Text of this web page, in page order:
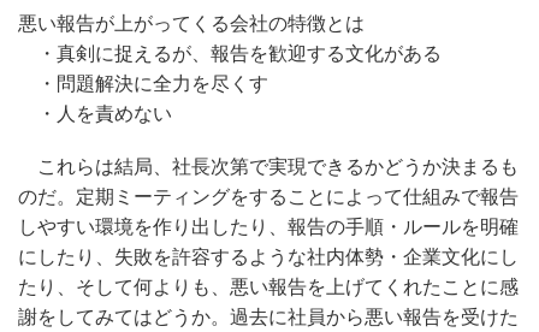
悪い報告が上がってくる会社の特徴とは
・真剣に捉えるが、報告を歓迎する文化がある
・問題解決に全力を尽くす
・人を責めない
これらは結局、社長次第で実現できるかどうか決まるも
のだ。定期ミーティングをすることによって仕組みで報告
しやすい環境を作り出したり、報告の手順・ルールを明確
にしたり、失敗を許容するような社内体勢・企業文化にし
たり、そして何よりも、悪い報告を上げてくれたことに感
謝をしてみてはどうか。過去に社員から悪い報告を受けた